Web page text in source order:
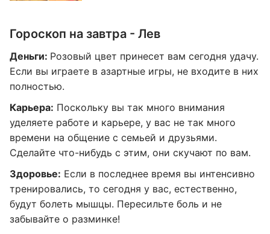
Гороскоп на завтра - Лев
Деньги: Розовый цвет принесет вам сегодня удачу.
Если вы играете в азартные игры, не входите в них
полностью.
Карьера: Поскольку вы так много внимания
уделяете работе и карьере, у вас не так много
времени на общение с семьей и друзьями.
Сделайте что-нибудь с этим, они скучают по вам.
Здоровье: Если в последнее время вы интенсивно
тренировались, то сегодня у вас, естественно,
будут болеть мышцы. Пересильте боль и не
забывайте о разминке!